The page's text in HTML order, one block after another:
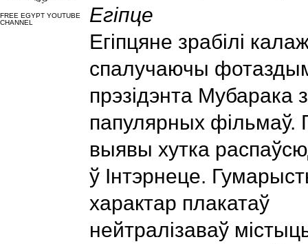
FREE EGYPT YOUTUBE
CHANNEL
Егіпце
Егіпцяне зрабілі
спалучаючы
прэзідэнта Мубарака
папулярных фільмаў.
выявы хутка
ў Інтэрнеце.
характар плакатаў
нейтралізаваў